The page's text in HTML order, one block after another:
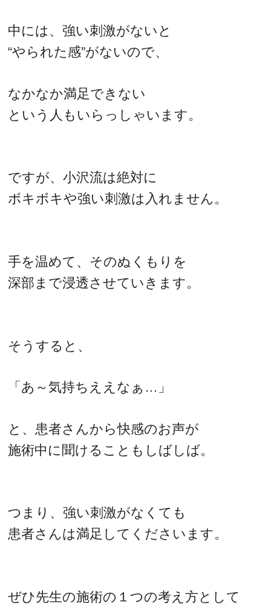
中には、強い刺激がないと
“やられた感”がないので、
なかなか満足できない
という人もいらっしゃいます。
ですが、小沢流は絶対に
ボキボキや強い刺激は入れません。
手を温めて、そのぬくもりを
深部まで浸透させていきます。
そうすると、
「あ～気持ちええなぁ…」
と、患者さんから快感のお声が
施術中に聞けることもしばしば。
つまり、強い刺激がなくても
患者さんは満足してくださいます。
ぜひ先生の施術の１つの考え方として